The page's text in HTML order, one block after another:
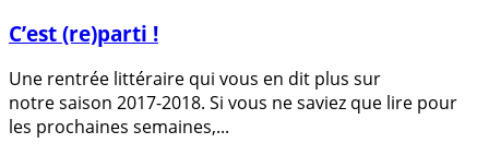
C’est (re)parti !
Une rentrée littéraire qui vous en dit plus sur
notre saison 2017-2018. Si vous ne saviez que lire pour
les prochaines semaines,...